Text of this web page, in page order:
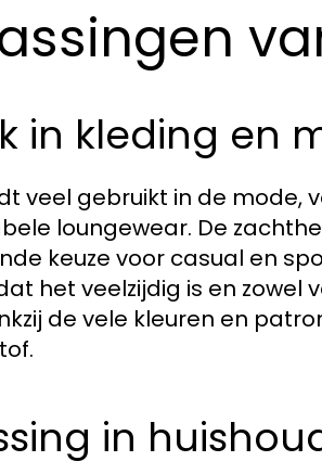
in kleding en
veel gebruikt in de mode,
loungewear. De
keuze voor casual en
het veelzijdig is en zowel
de vele kleuren en
in